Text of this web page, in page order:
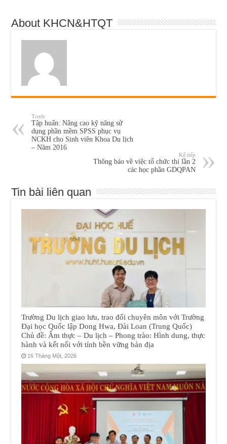
About KHCN&HTQT
Trước
Tập huấn: Nâng cao kỹ năng sử
dụng phần mềm SPSS phục vụ
NCKH cho Sinh viên Khoa Du lịch
– Năm 2016
Kế tiếp
Thông báo về việc tổ chức thi lần 2
các học phần GDQPAN
Tin bài liên quan
Trường Du lịch giao lưu, trao đổi chuyên môn với Trường
Đại học Quốc lập Dong Hwa, Đài Loan (Trung Quốc)
Chủ đề: Ẩm thực – Du lịch – Phong trào: Hình dung, thực
hành và kết nối với tính bền vững bản địa
16 Tháng Một, 2026